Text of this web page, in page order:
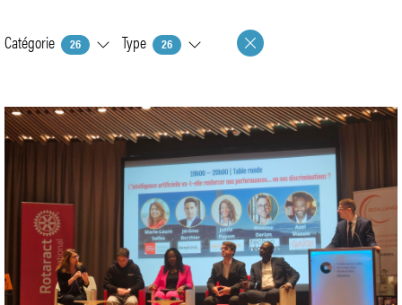
Catégorie 26 Type 26